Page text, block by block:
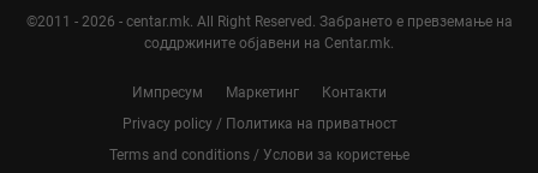
©2011 - 2026 - centar.mk. All Right Reserved. Забрането е превземање на
соддржините објавени на Centar.mk.
Импресум Маркетинг
Контакти
Privacy policy / Политика на приватност
Terms and conditions / Услови за користење